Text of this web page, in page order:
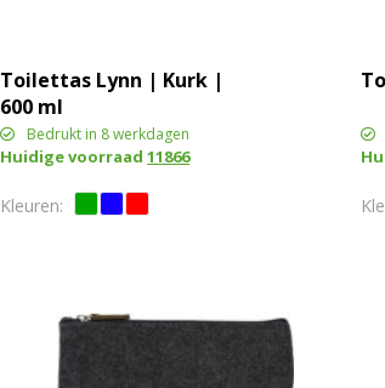
Toilettas Lynn | Kurk |
600 ml
Bedrukt in 8 werkdagen
Huidige voorraad11866